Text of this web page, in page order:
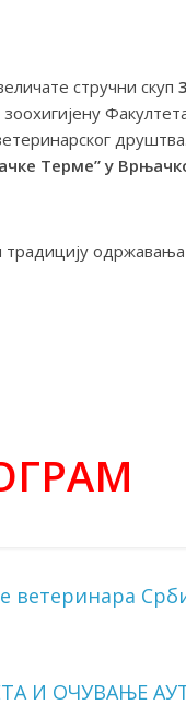
стручни скуп
Терме” у
одржавања
ветеринара
И ОЧУВАЊЕ